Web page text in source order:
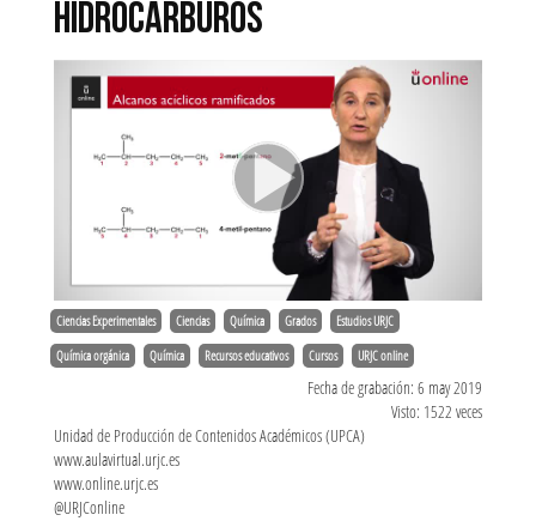
HIDROCARBUROS
Ciencias Experimentales Ciencias Química Grados Estudios URJC
Química orgánica Química Recursos educativos Cursos URJC online
Fecha de grabación: 6 may 2019
Visto: 1522 veces
Unidad de Producción de Contenidos Académicos (UPCA)
www.aulavirtual.urjc.es
www.online.urjc.es
@URJConline